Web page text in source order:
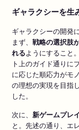
ギャラクシーを生
ギャラクシーの開発
まず、 戦略の選択肢
れるようにすること
ト上のガイド通りに
に応じた順応力がモ
の理想の実現を目指
した。
次に、 新ゲームプレ
と。先述の通り、エ